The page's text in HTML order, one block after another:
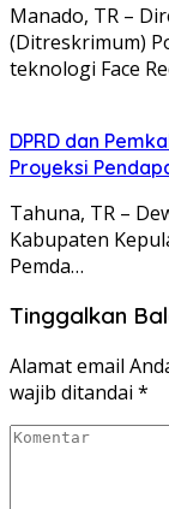
Manado, TR –
(Ditreskrimum)
teknologi Face
DPRD dan
Proyeksi
Tahuna, TR –
Kabupaten
Pemda…
Tinggalkan
Alamat email
wajib ditandai *